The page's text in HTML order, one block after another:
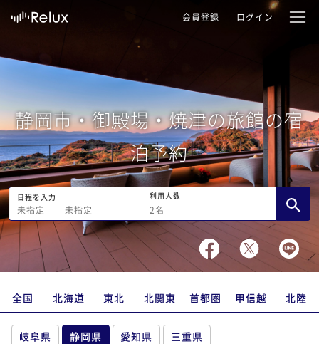
会員登録 ログイン
静岡市・御殿場・焼津の旅館の宿
泊予約
日程を入力
未指定 − 未指定
利用人数
2名
全国 北海道 東北 北関東 首都圏 甲信越 北陸
岐阜県 静岡県 愛知県 三重県